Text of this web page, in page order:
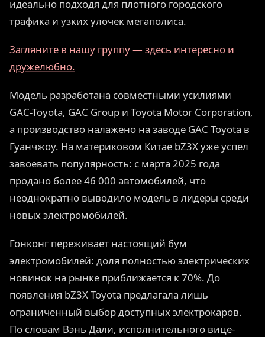
идеально подходя для плотного городского
трафика и узких улочек мегаполиса.
Загляните в нашу группу — здесь интересно и
дружелюбно.
Модель разработана совместными усилиями
GAC-Toyota, GAC Group и Toyota Motor Corporation,
а производство налажено на заводе GAC Toyota в
Гуанчжоу. На материковом Китае bZ3X уже успел
завоевать популярность: с марта 2025 года
продано более 46 000 автомобилей, что
неоднократно выводило модель в лидеры среди
новых электромобилей.
Гонконг переживает настоящий бум
электромобилей: доля полностью электрических
новинок на рынке приближается к 70%. До
появления bZ3X Toyota предлагала лишь
ограниченный выбор доступных электрокаров.
По словам Вэнь Дали, исполнительного вице-